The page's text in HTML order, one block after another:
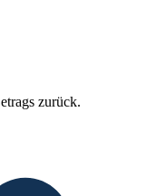
zurück.